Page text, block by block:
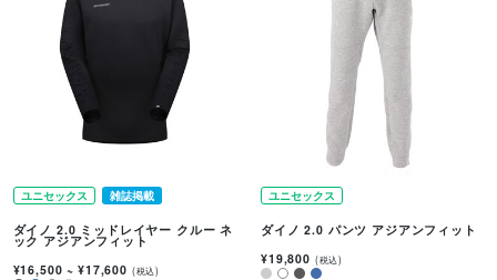
ユニセックス 雑誌掲載
ダイノ 2.0 ミッドレイヤー クルー ネ
ック アジアンフィット
¥16,500~ ¥17,600 (税込)
ユニセックス
ダイノ 2.0 パンツ アジアンフィット
¥19,800 (税込)